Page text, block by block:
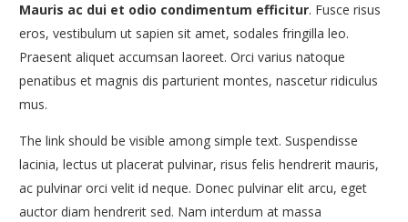
Mauris ac dui et odio condimentum efficitur. Fusce risus
eros, vestibulum ut sapien sit amet, sodales fringilla leo.
Praesent aliquet accumsan laoreet. Orci varius natoque
penatibus et magnis dis parturient montes, nascetur ridiculus
mus.
The link should be visible among simple text. Suspendisse
lacinia, lectus ut placerat pulvinar, risus felis hendrerit mauris,
ac pulvinar orci velit id neque. Donec pulvinar elit arcu, eget
auctor diam hendrerit sed. Nam interdum at massa